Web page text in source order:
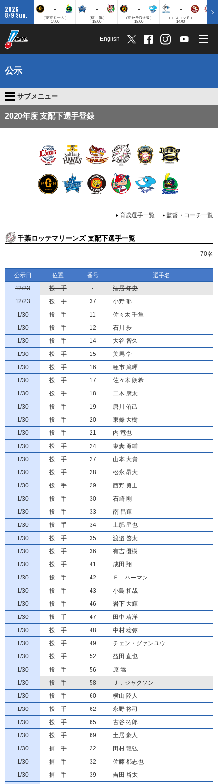
2026
8/9 Sun.
-
（東京ドーム）
14:00
-
（横 浜）
18:00
-
（京セラD大阪）
18:00
-
（エスコンＦ）
14:00
English
公示
サブメニュー
2020年度 支配下選手登録
育成選手一覧 監督・コーチ一覧
千葉ロッテマリーンズ 支配下選手一覧
70名
公示日 位置 番号
選手名
12/23
投 手
酒居 知史
12/23
投 手 37
小野 郁
1/30
投 手 11
佐々木 千隼
1/30
投 手 12
石川 歩
1/30
投 手 14
大谷 智久
1/30
投 手 15
美馬 学
1/30
投 手 16
種市 篤暉
1/30
投 手 17
佐々木 朗希
1/30
投 手 18
二木 康太
1/30
投 手 19
唐川 侑己
1/30
投 手 20
東條 大樹
1/30
投 手 21
内 竜也
1/30
投 手 24
東妻 勇輔
1/30
投 手 27
山本 大貴
1/30
投 手 28
松永 昂大
1/30
投 手 29
西野 勇士
1/30
投 手 30
石崎 剛
1/30
投 手 33
南 昌輝
1/30
投 手 34
土肥 星也
1/30
投 手 35
渡邉 啓太
1/30
投 手 36
有吉 優樹
1/30
投 手 41
成田 翔
1/30
投 手 42
Ｆ．ハーマン
1/30
投 手 43
小島 和哉
1/30
投 手 46
岩下 大輝
1/30
投 手 47
田中 靖洋
1/30
投 手 48
中村 稔弥
1/30
投 手 49
チェン・グァンユウ
1/30
投 手 52
益田 直也
1/30
投 手 56
原 嵩
1/30
投 手 58
Ｊ．ジャクソン
1/30
投 手 60
横山 陸人
1/30
投 手 62
永野 将司
1/30
投 手 65
古谷 拓郎
1/30
投 手 69
土居 豪人
1/30
捕 手 22
田村 龍弘
1/30
捕 手 32
佐藤 都志也
1/30
捕 手 39
吉田 裕太